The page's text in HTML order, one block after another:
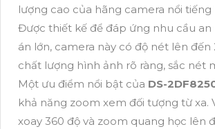
lượng cao của hãng camera nổi tiếng
Được thiết kế để đáp ứng nhu cầu an
án lớn, camera này có độ nét lên đến
chất lượng hình ảnh rõ ràng, sắc nét
Một ưu điểm nổi bật của DS-
khả năng zoom xem đối tượng từ xa.
xoay 360 độ và zoom quang học lên